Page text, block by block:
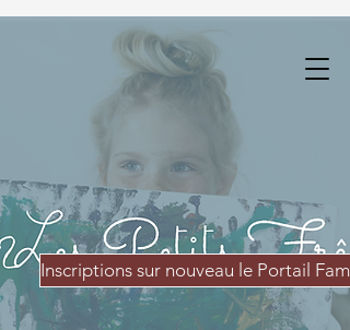
Inscriptions sur nouveau le Portail